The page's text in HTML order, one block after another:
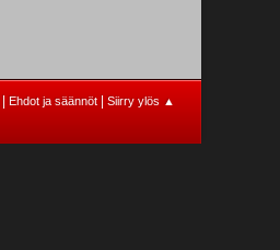
Ehdot ja säännöt Siirry ylös ▲